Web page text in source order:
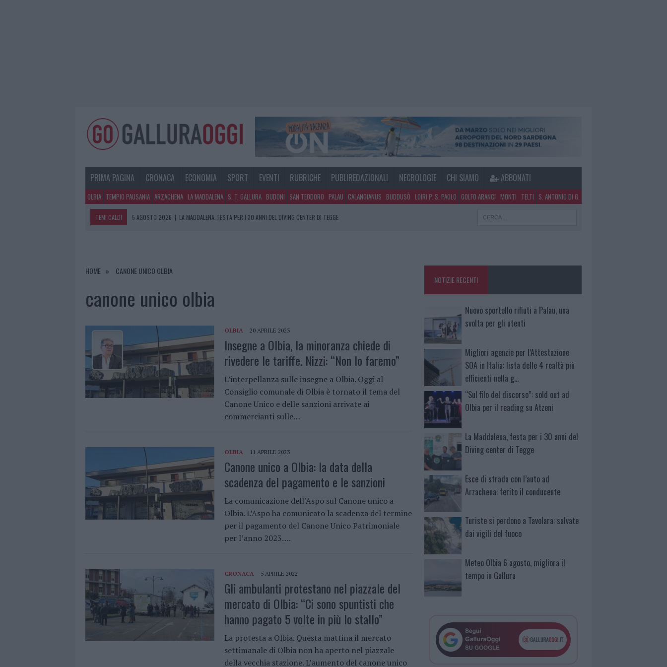
PRIMA PAGINA CRONACA ECONOMIA SPORT EVENTI RUBRICHE PUBLIREDAZIONALI NECROLOGIE CHI SIAMO ABBONATI
OLBIA TEMPIO PAUSANIA ARZACHENA LA MADDALENA S. T. GALLURA BUDONI SAN TEODORO PALAU CALANGIANUS BUDDUSÒ LOIRI P. S. PAOLO GOLFO ARANCI MONTI TELTI S. ANTONIO DI G.
TEMI CALDI 5 AGOSTO 2026 | LA MADDALENA, FESTA PER I 30 ANNI DEL DIVING CENTER DI TEGGE
6 AGOSTO 2026 | MIGLIORI AGENZIE PER L’ATTESTAZIONE SOA IN ITALIA: LISTA DELLE 4 REALTÀ PIÙ EFFICIENTI NELLA GESTIONE
5 AGOSTO 2026
“SUL FILO DEL DISCORSO”: SOLD OUT AD OLBIA PER IL READING SU ATZENI
HOME CANONE UNICO OLBIA
canone unico olbia
OLBIA 20 APRILE 2023
Insegne a Olbia, la minoranza chiede di
rivedere le tariffe. Nizzi: “Non lo faremo”
L’interpellanza sulle insegne a Olbia. Oggi al
Consiglio comunale di Olbia è tornato il tema del
Canone Unico e delle sanzioni arrivate ai
commercianti sulle…
OLBIA 11 APRILE 2023
Canone unico a Olbia: la data della
scadenza del pagamento e le sanzioni
La comunicazione dell’Aspo sul Canone unico a
Olbia. L’Aspo ha comunicato la scadenza del termine
per il pagamento del Canone Unico Patrimoniale
per l’anno 2023….
CRONACA 5 APRILE 2022
Gli ambulanti protestano nel piazzale del
mercato di Olbia: “Ci sono spuntisti che
hanno pagato 5 volte in più lo stallo”
La protesta a Olbia. Questa mattina il mercato
settimanale di Olbia non ha aperto nel piazzale
della vecchia stazione. L’aumento del canone unico
NOTIZIE RECENTI
Nuovo sportello rifiuti a Palau, una
svolta per gli utenti
Migliori agenzie per l’Attestazione
SOA in Italia: lista delle 4 realtà più
efficienti nella g…
“Sul filo del discorso”: sold out ad
Olbia per il reading su Atzeni
La Maddalena, festa per i 30 anni del
Diving center di Tegge
Esce di strada con l’auto ad
Arzachena: ferito il conducente
Turiste si perdono a Tavolara: salvate
dai vigili del fuoco
Meteo Olbia 6 agosto, migliora il
tempo in Gallura